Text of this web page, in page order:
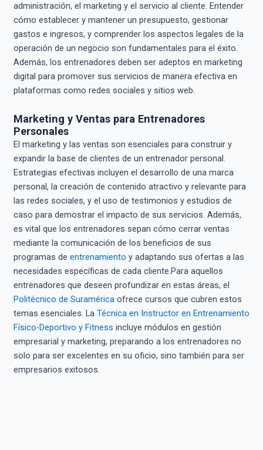
administración, el marketing y el servicio al cliente. Entender
cómo establecer y mantener un presupuesto, gestionar
gastos e ingresos, y comprender los aspectos legales de la
operación de un negocio son fundamentales para el éxito.
Además, los entrenadores deben ser adeptos en marketing
digital para promover sus servicios de manera efectiva en
plataformas como redes sociales y sitios web.
Marketing y Ventas para Entrenadores
Personales
El marketing y las ventas son esenciales para construir y
expandir la base de clientes de un entrenador personal.
Estrategias efectivas incluyen el desarrollo de una marca
personal, la creación de contenido atractivo y relevante para
las redes sociales, y el uso de testimonios y estudios de
caso para demostrar el impacto de sus servicios. Además,
es vital que los entrenadores sepan cómo cerrar ventas
mediante la comunicación de los beneficios de sus
programas de entrenamiento y adaptando sus ofertas a las
necesidades específicas de cada cliente.Para aquellos
entrenadores que deseen profundizar en estas áreas, el
Politécnico de Suraméricaofrece cursos que cubren estos
temas esenciales. La Técnica en Instructor en Entrenamiento
Físico-Deportivo y Fitness incluye módulos en gestión
empresarial y marketing, preparando a los entrenadores no
solo para ser excelentes en su oficio, sino también para ser
empresarios exitosos.